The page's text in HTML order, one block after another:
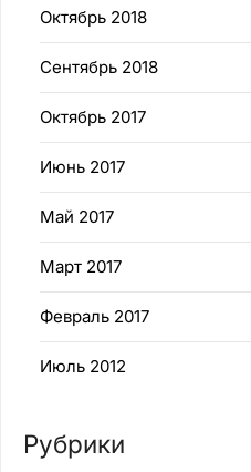
Октябрь 2018
Сентябрь 2018
Октябрь 2017
Июнь 2017
Май 2017
Март 2017
Февраль 2017
Июль 2012
Рубрики